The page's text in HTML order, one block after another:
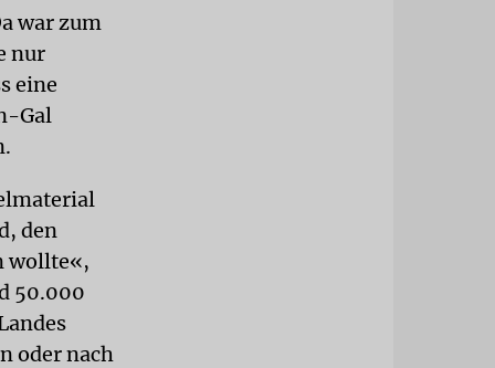
war zum
nur
eine
Gal
den
wollte«,
50.000
oder nach